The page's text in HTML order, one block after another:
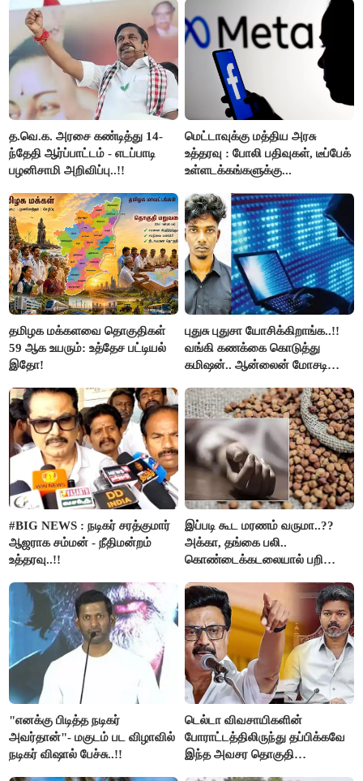
த.வெ.க. அரசை கண்டித்து 14-
ந்தேதி ஆர்ப்பாட்டம் - எடப்பாடி
பழனிசாமி அறிவிப்பு..!!
மெட்டாவுக்கு மத்திய அரசு
உத்தரவு : போலி பதிவுகள், டீப்பேக்
உள்ளடக்கங்களுக்கு...
தமிழக மக்களவை தொகுதிகள்
59 ஆக உயரும்: உத்தேச பட்டியல்
இதோ!
புதுசு புதுசா யோசிக்கிறாங்க..!!
வங்கி கணக்கை கொடுத்து
கமிஷன்.. ஆன்லைன் மோசடி
கைது..!!
#BIG NEWS : நடிகர் சரத்குமார்
ஆஜராக சம்மன் - நீதிமன்றம்
உத்தரவு..!!
இப்படி கூட மரணம் வருமா..??
அக்கா, தங்கை பலி..
கொண்டைக்கடலையால் பறிபோன
"எனக்கு பிடித்த நடிகர்
அவர்தான்"- மகுடம் பட விழாவில்
நடிகர் விஷால் பேச்சு..!!
டெல்டா விவசாயிகளின்
போராட்டத்திலிருந்து தப்பிக்கவே
இந்த அவசர தொகுதி